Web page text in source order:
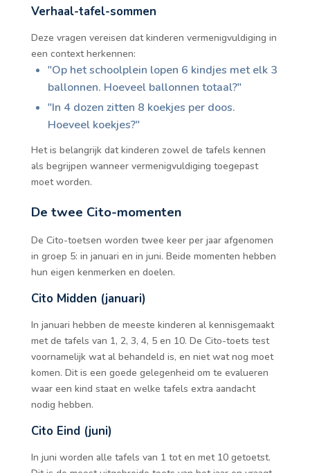
Verhaal-tafel-sommen
Deze vragen vereisen dat kinderen vermenigvuldiging in
een context herkennen:
"Op het schoolplein lopen 6 kindjes met elk 3
ballonnen. Hoeveel ballonnen totaal?"
"In 4 dozen zitten 8 koekjes per doos.
Hoeveel koekjes?"
Het is belangrijk dat kinderen zowel de tafels kennen
als begrijpen wanneer vermenigvuldiging toegepast
moet worden.
De twee Cito-momenten
De Cito-toetsen worden twee keer per jaar afgenomen
in groep 5: in januari en in juni. Beide momenten hebben
hun eigen kenmerken en doelen.
Cito Midden (januari)
In januari hebben de meeste kinderen al kennisgemaakt
met de tafels van 1, 2, 3, 4, 5 en 10. De Cito-toets test
voornamelijk wat al behandeld is, en niet wat nog moet
komen. Dit is een goede gelegenheid om te evalueren
waar een kind staat en welke tafels extra aandacht
nodig hebben.
Cito Eind (juni)
In juni worden alle tafels van 1 tot en met 10 getoetst.